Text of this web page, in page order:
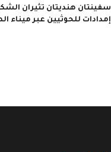
سفينتان هنديتان تثيران
إمدادات للحوثيين عبر ميناء